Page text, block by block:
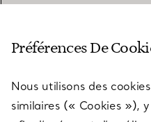
SERVICES
Préférences De
Nous utilisons des
similaires (« Cookies »),